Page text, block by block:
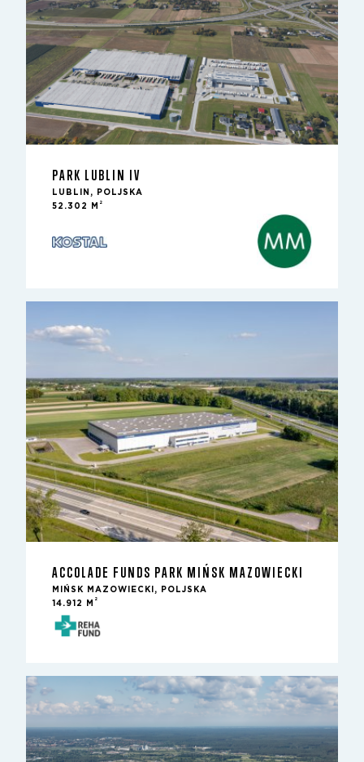
PARK LUBLIN IV
LUBLIN, POLJSKA
52.302 M
2
ACCOLADE FUNDS PARK MIŃSK MAZOWIECKI
MIŃSK MAZOWIECKI, POLJSKA
14.912 M
2